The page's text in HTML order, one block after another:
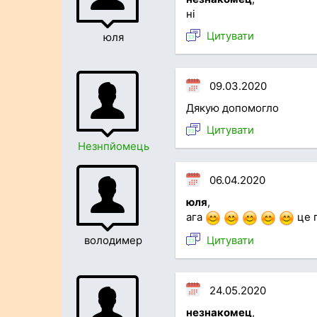
юля
ні
Цитувати
Незнпйомець
09.03.2020
Дякую допомогло
Цитувати
володимер
06.04.2020
юля,
ага
це
Цитувати
24.05.2020
незнакомец,